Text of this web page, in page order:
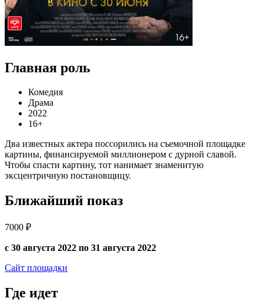
Главная роль
Комедия
Драма
2022
16+
Два известных актера поссорились на съемочной площадке
картины, финансируемой миллионером с дурной славой.
Чтобы спасти картину, тот нанимает знаменитую
эксцентричную постановщицу.
Ближайший показ
7000 ₽
с 30 августа 2022 по 31 августа 2022
Сайт площадки
Где идет